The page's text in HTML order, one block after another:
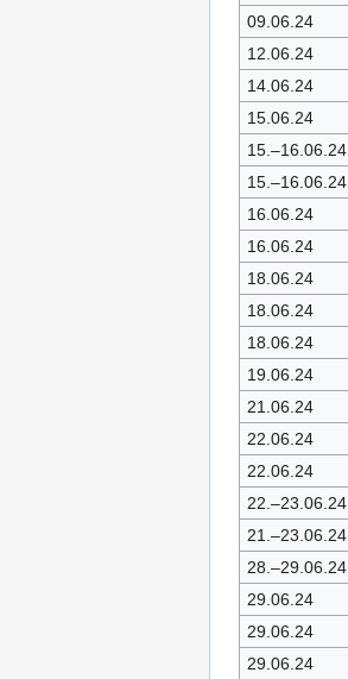
09.06.24
12.06.24
14.06.24
15.06.24
15.–16.06.24
15.–16.06.24
16.06.24
16.06.24
18.06.24
18.06.24
18.06.24
19.06.24
21.06.24
22.06.24
22.06.24
22.–23.06.24
21.–23.06.24
28.–29.06.24
29.06.24
29.06.24
29.06.24